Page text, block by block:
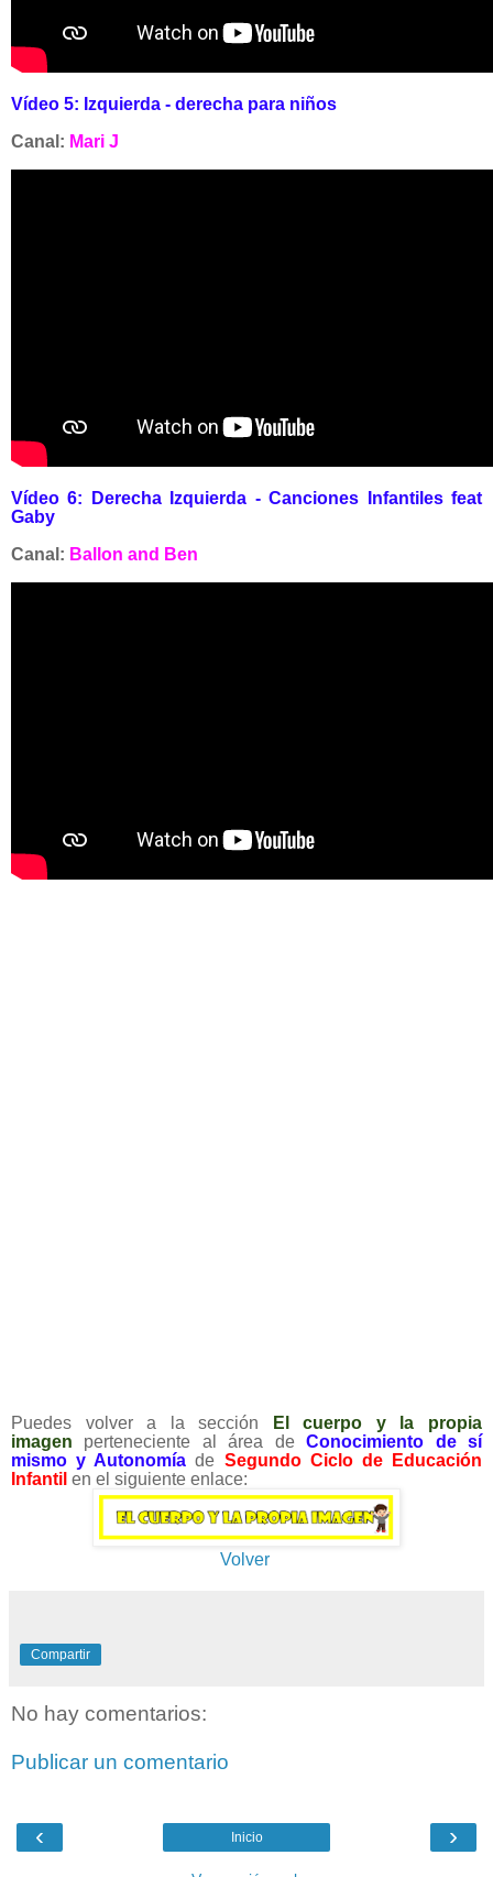
Vídeo 5: Izquierda - derecha para niños
Canal: Mari J
Vídeo 6:
Derecha Izquierda - Canciones Infantiles feat
Gaby
Canal: Ballon and Ben
Puedes volver a la sección
El cuerpo y la propia
imagen perteneciente al área deConocimiento de sí
mismo y Autonomía de Segundo Ciclo de Educación
Infantil en el siguiente enlace:
Volver
Compartir
No hay comentarios:
Publicar un comentario
‹ ›
Inicio